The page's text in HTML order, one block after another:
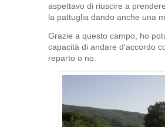
aspettavo di riuscire a
la pattuglia dando anche una
Grazie a questo campo, ho
capacità di andare d'accordo
reparto o no.